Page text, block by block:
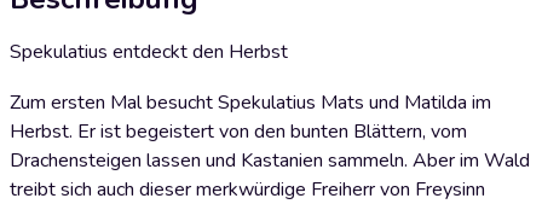
Spekulatius entdeckt den Herbst
Zum ersten Mal besucht Spekulatius Mats und Matilda im
Herbst. Er ist begeistert von den bunten Blättern, vom
Drachensteigen lassen und Kastanien sammeln. Aber im Wald
treibt sich auch dieser merkwürdige Freiherr von Freysinn